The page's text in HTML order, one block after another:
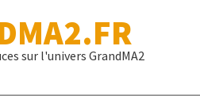
sur l'univers GrandMA2